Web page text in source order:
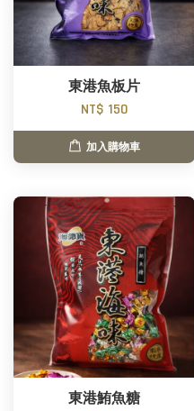
東港魚板片
NT$ 150
加入購物車
東港鮪魚糖